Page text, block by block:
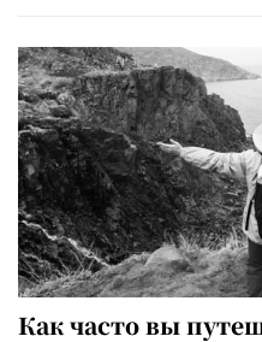
Как часто вы